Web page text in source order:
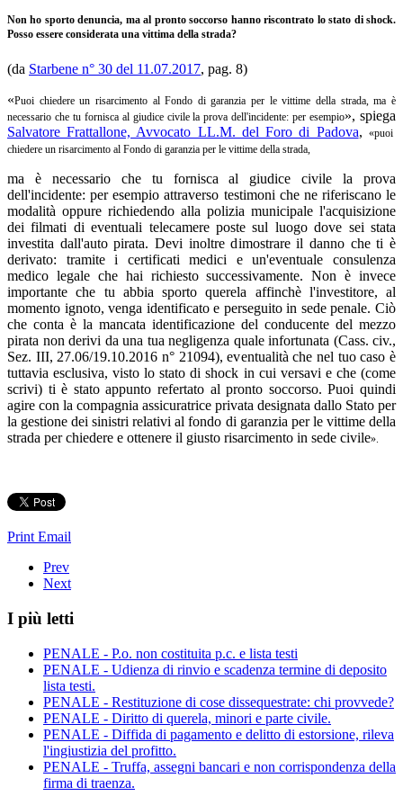
Non ho sporto denuncia, ma al pronto soccorso hanno riscontrato lo stato di shock.
Posso essere considerata una vittima della strada?
(da Starbene n° 30 del 11.07.2017, pag. 8)
«Puoi chiedere un risarcimento al Fondo di garanzia per le vittime della strada, ma è
necessario che tu fornisca al giudice civile la prova dell'incidente: per esempio», spiega
Salvatore Frattallone, Avvocato LL.M. del Foro di Padova, «puoi
chiedere un risarcimento al Fondo di garanzia per le vittime della strada,
ma è necessario che tu fornisca al giudice civile la prova
dell'incidente: per esempio attraverso testimoni che ne riferiscano le
modalità oppure richiedendo alla polizia municipale l'acquisizione
dei filmati di eventuali telecamere poste sul luogo dove sei stata
investita dall'auto pirata. Devi inoltre dimostrare il danno che ti è
derivato: tramite i certificati medici e un'eventuale consulenza
medico legale che hai richiesto successivamente. Non è invece
importante che tu abbia sporto querela affinchè l'investitore, al
momento ignoto, venga identificato e perseguito in sede penale. Ciò
che conta è la mancata identificazione del conducente del mezzo
pirata non derivi da una tua negligenza quale infortunata (Cass. civ.,
Sez. III, 27.06/19.10.2016 n° 21094), eventualità che nel tuo caso è
tuttavia esclusiva, visto lo stato di shock in cui versavi e che (come
scrivi) ti è stato appunto refertato al pronto soccorso. Puoi quindi
agire con la compagnia assicuratrice privata designata dallo Stato per
la gestione dei sinistri relativi al fondo di garanzia per le vittime della
strada per chiedere e ottenere il giusto risarcimento in sede civile».
Print Email
Prev
Next
I più letti
PENALE - P.o. non costituita p.c. e lista testi
PENALE - Udienza di rinvio e scadenza termine di deposito
lista testi.
PENALE - Restituzione di cose dissequestrate: chi provvede?
PENALE - Diritto di querela, minori e parte civile.
PENALE - Diffida di pagamento e delitto di estorsione, rileva
l'ingiustizia del profitto.
PENALE - Truffa, assegni bancari e non corrispondenza della
firma di traenza.